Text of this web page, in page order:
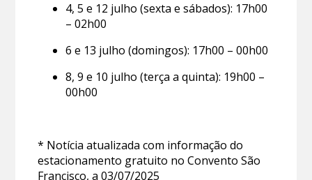
4, 5 e 12 julho (sexta e sábados): 17h00
– 02h00
6 e 13 julho (domingos): 17h00 – 00h00
8, 9 e 10 julho (terça a quinta): 19h00 –
00h00
* Notícia atualizada com informação do
estacionamento gratuito no Convento São
Francisco, a 03/07/2025